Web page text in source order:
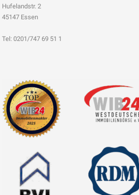
Hufelandstr. 2
45147 Essen
Tel: 0201/747 69 51 1